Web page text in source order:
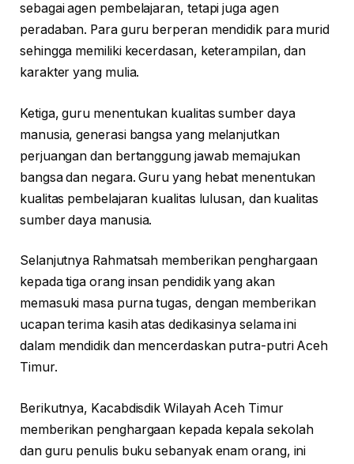
sebagai agen pembelajaran, tetapi juga agen
peradaban. Para guru berperan mendidik para murid
sehingga memiliki kecerdasan, keterampilan, dan
karakter yang mulia.
Ketiga, guru menentukan kualitas sumber daya
manusia, generasi bangsa yang melanjutkan
perjuangan dan bertanggung jawab memajukan
bangsa dan negara. Guru yang hebat menentukan
kualitas pembelajaran kualitas lulusan, dan kualitas
sumber daya manusia.
Selanjutnya Rahmatsah memberikan penghargaan
kepada tiga orang insan pendidik yang akan
memasuki masa purna tugas, dengan memberikan
ucapan terima kasih atas dedikasinya selama ini
dalam mendidik dan mencerdaskan putra-putri Aceh
Timur.
Berikutnya, Kacabdisdik Wilayah Aceh Timur
memberikan penghargaan kepada kepala sekolah
dan guru penulis buku sebanyak enam orang, ini